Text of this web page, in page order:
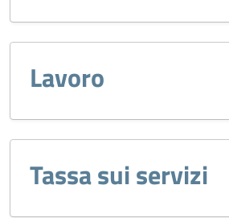
Lavoro
Tassa sui servizi